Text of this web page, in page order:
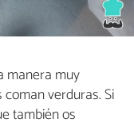
manera muy
verduras. Si
también os